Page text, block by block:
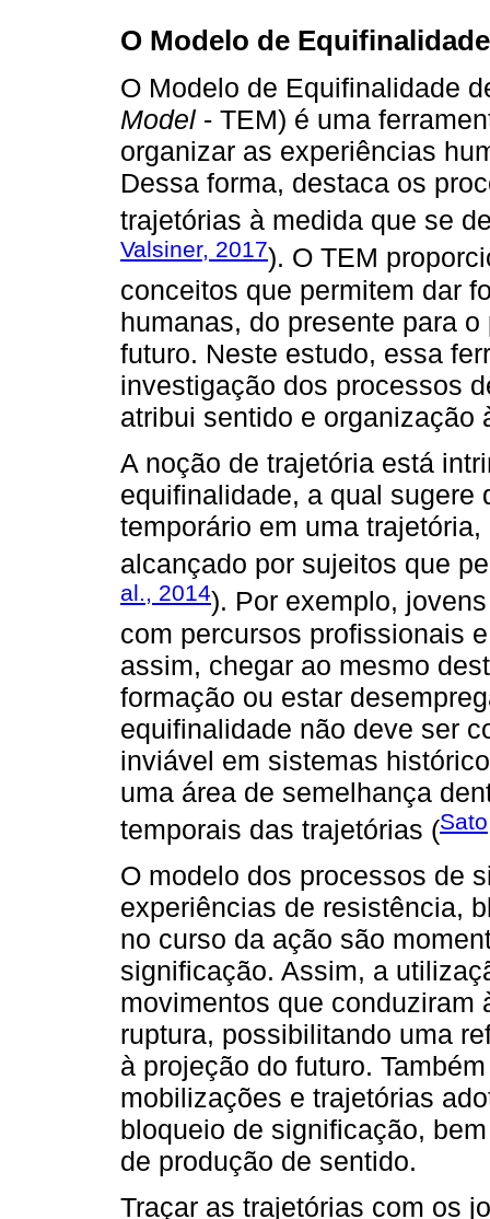
O Modelo de
O Modelo de Equifinalidade
Model - TEM) é uma
organizar as experiências
Dessa forma, destaca os
trajetórias à medida que se
Valsiner, 2017). O TEM
conceitos que permitem dar
humanas, do presente para
futuro. Neste estudo, essa
investigação dos processos
atribui sentido e organização
A noção de trajetória está
equifinalidade, a qual sugere
temporário em uma
alcançado por sujeitos que
al., 2014). Por exemplo,
com percursos profissionais
assim, chegar ao mesmo
formação ou estar
equifinalidade não deve ser
inviável em sistemas
uma área de semelhança
temporais das trajetórias (
O modelo dos processos de
experiências de resistência,
no curso da ação são
significação. Assim, a
movimentos que conduziram
ruptura, possibilitando uma
à projeção do futuro.
mobilizações e trajetórias
bloqueio de significação,
de produção de sentido.
Traçar as trajetórias com os